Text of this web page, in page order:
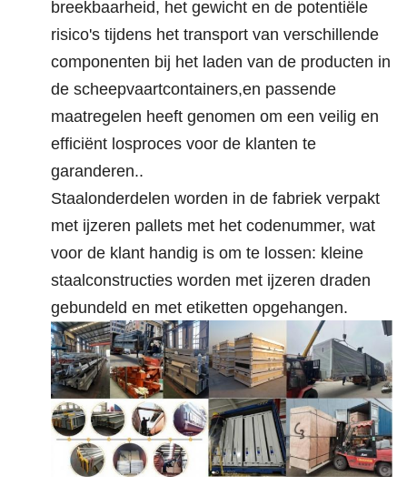
breekbaarheid, het gewicht en de potentiële
risico's tijdens het transport van verschillende
componenten bij het laden van de producten in
de scheepvaartcontainers,en passende
maatregelen heeft genomen om een veilig en
efficiënt losproces voor de klanten te
garanderen..
Staalonderdelen worden in de fabriek verpakt
met ijzeren pallets met het codenummer, wat
voor de klant handig is om te lossen: kleine
staalconstructies worden met ijzeren draden
gebundeld en met etiketten opgehangen.